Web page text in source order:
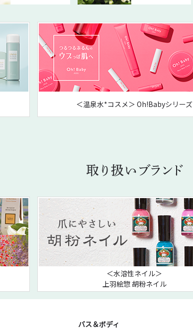
＜温泉水*コスメ＞ Oh!Babyシリーズ
＜水溶性ネイル＞
上羽絵惣 胡粉ネイル
バス＆ボディ